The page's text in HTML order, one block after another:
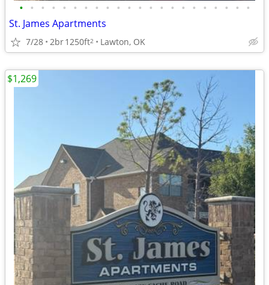
• • • • • • • • • • • • • • • • • • • • • •
St. James Apartments
7/28 2br1250ft2 Lawton, OK
$1,269